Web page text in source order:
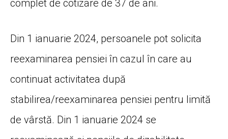
complet de cotizare de 37 de ani.
Din 1 ianuarie 2024, persoanele pot solicita
reexaminarea pensiei în cazul în care au
continuat activitatea după
stabilirea/reexaminarea pensiei pentru limită
de vârstă. Din 1 ianuarie 2024 se